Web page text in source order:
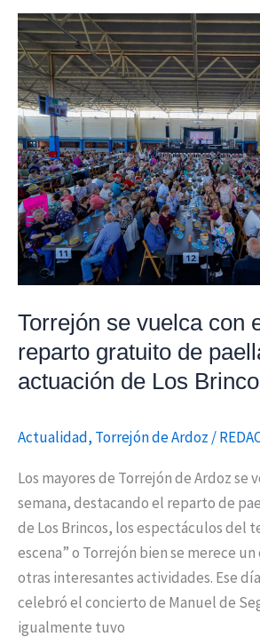
Torrejón se vuelca con
reparto gratuito de
actuación de Los
Actualidad, Torrejón de Ardoz /
Los mayores de Torrejón de Ardoz se
semana, destacando el reparto de
de Los Brincos, los espectáculos del
escena” o Torrejón bien se merece
otras interesantes actividades. Ese
celebró el concierto de Manuel de
igualmente tuvo
Torrejón
se
vuelca
con
el
tradicional
reparto
gratuito
de
paella
y
actuación
de
Los